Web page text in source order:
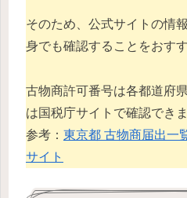
そのため、公式サイトの情
身でも確認することをおす
古物商許可番号は各都道府
は国税庁サイトで確認できま
参考： 東京都 古物商届出一
サイト